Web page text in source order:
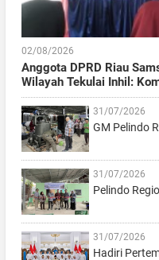
02/08/2026
Anggota DPRD Riau
Wilayah Tekulai Inhil:
31/07/2026
GM Pelindo
31/07/2026
Pelindo
31/07/2026
Hadiri